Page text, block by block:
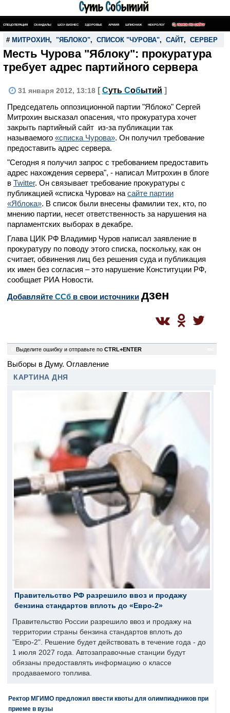
СПЕЦОПЕРАЦИЯ СКАНДАЛЫ ШОУ-БИЗНЕС ЗДОРОВЬЕ АРМИЯ ШПИОНАЖ НЕКРОЛОГ ПОИСК ПО САЙТУ
# МИТРОХИН , "ЯБЛОКО", СПИСОК "ЧУРОВА", САЙТ, СЕРВЕР
Месть Чурова "Яблоку": прокуратура
требует адрес партийного сервера
31 января 2012, 13:18 [ Суть Событий ]
Председатель оппозиционной партии "Яблоко" Сергей
Митрохин высказал опасения, что прокуратура хочет
закрыть партийный сайт из-за публикации так
называемого «списка Чурова». Он получил требование
предоставить адрес сервера.
"Сегодня я получил запрос с требованием предоставить
адрес нахождения сервера", - написал Митрохин в блоге
в Twitter. Он связывает требование прокуратуры с
публикацией «списка Чурова» на сайте партии
«Яблока». В список были внесены фамилии тех, кто, по
мнению партии, несет ответственность за нарушения на
парламентских выборах в декабре.
Глава ЦИК РФ Владимир Чуров написал заявление в
прокуратуру по поводу этого списка, поскольку, как он
считает, обвинения лиц без решения суда и публикация
их имен без согласия – это нарушение Конституции РФ,
сообщает РИА Новости.
Добавляйте CСб в свои источники дзен
Выделите ошибку и отправьте по CTRL+ENTER
Выборы в Думу. Оглавление
КАРТИНА ДНЯ
Правительство РФ разрешило ввоз и продажу
бензина стандартов вплоть до «Евро-2»
Правительство России разрешило ввоз и продажу на
территории страны бензина стандартов вплоть до
"Евро-2". Решение будет действовать в течение года - до
1 июля 2027 года. Автозаправочные станции будут
обязаны предоставлять информацию о классе
продаваемого топлива.
Ректор МГИМО предложил ввести квоты для олимпиадников при
приеме в вузы